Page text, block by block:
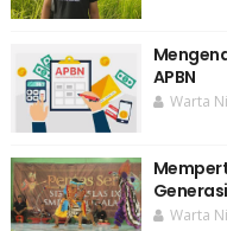
APBN
Warta
Warta